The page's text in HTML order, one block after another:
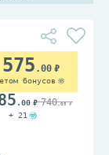
575 .00
бонусов
.00 740.00
+ 21